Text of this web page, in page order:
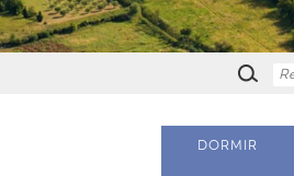
DORMIR